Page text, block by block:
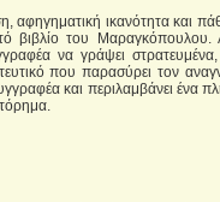
αφηγηματική ικανότητα και
βιβλίο του
να γράψει στρατευμένα,
που παρασύρει τον
και περιλαμβάνει ένα